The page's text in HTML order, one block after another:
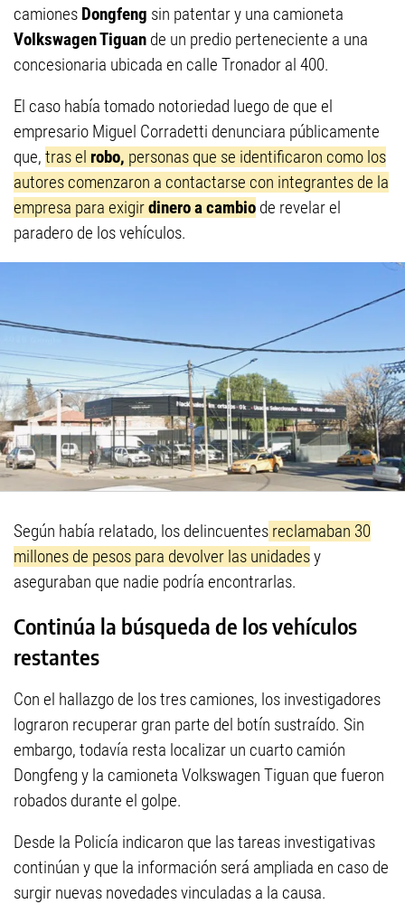
camiones Dongfeng sin patentar y una camioneta
Volkswagen Tiguan de un predio perteneciente a una
concesionaria ubicada en calle Tronador al 400.
El caso había tomado notoriedad luego de que el
empresario Miguel Corradetti denunciara públicamente
que, tras el robo, personas que se identificaron como los
autores comenzaron a contactarse con integrantes de la
empresa para exigirdineroa cambio de revelar el
paradero de los vehículos.
Según había relatado, los delincuentes reclamaban 30
millones de pesos para devolver las unidadesy
aseguraban que nadie podría encontrarlas.
Continúa la búsqueda de los vehículos
restantes
Con el hallazgo de los tres camiones, los investigadores
lograron recuperar gran parte del botín sustraído. Sin
embargo, todavía resta localizar un cuarto camión
Dongfeng y la camioneta Volkswagen Tiguan que fueron
robados durante el golpe.
Desde la Policía indicaron que las tareas investigativas
continúan y que la información será ampliada en caso de
surgir nuevas novedades vinculadas a la causa.